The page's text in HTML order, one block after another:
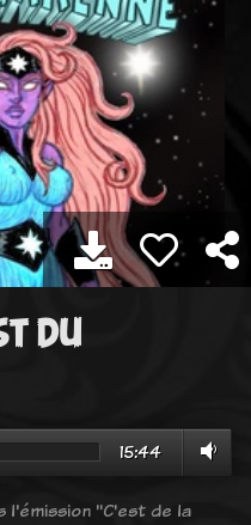
du
15:44
l'émission "C'est de la